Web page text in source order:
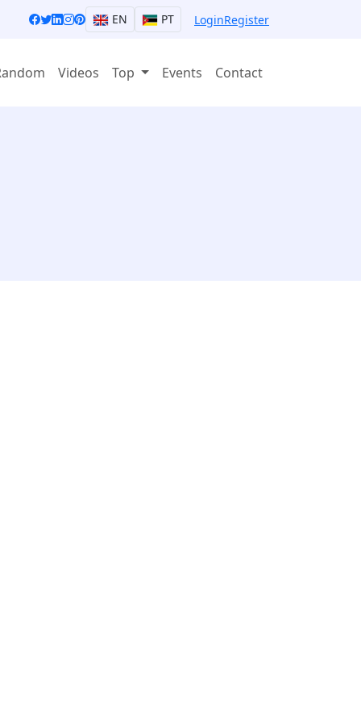
EN PT LoginRegister
Videos Top Events Contact